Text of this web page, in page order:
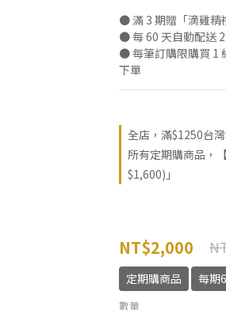
● 滿 3 期贈「滴雞精
● 每 60 天自動配送
● 每筆訂購限購買 1
下單
全店，滿$1250台
所有定期購商品，
$1,600)」
NT$2,000
定期購商品 每期
數量